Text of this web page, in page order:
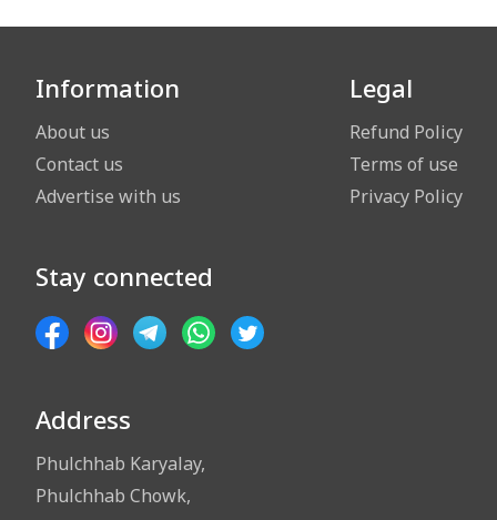
Information
About us
Contact us
Advertise with us
Legal
Refund Policy
Terms of use
Privacy Policy
Stay connected
Address
Phulchhab Karyalay,
Phulchhab Chowk,